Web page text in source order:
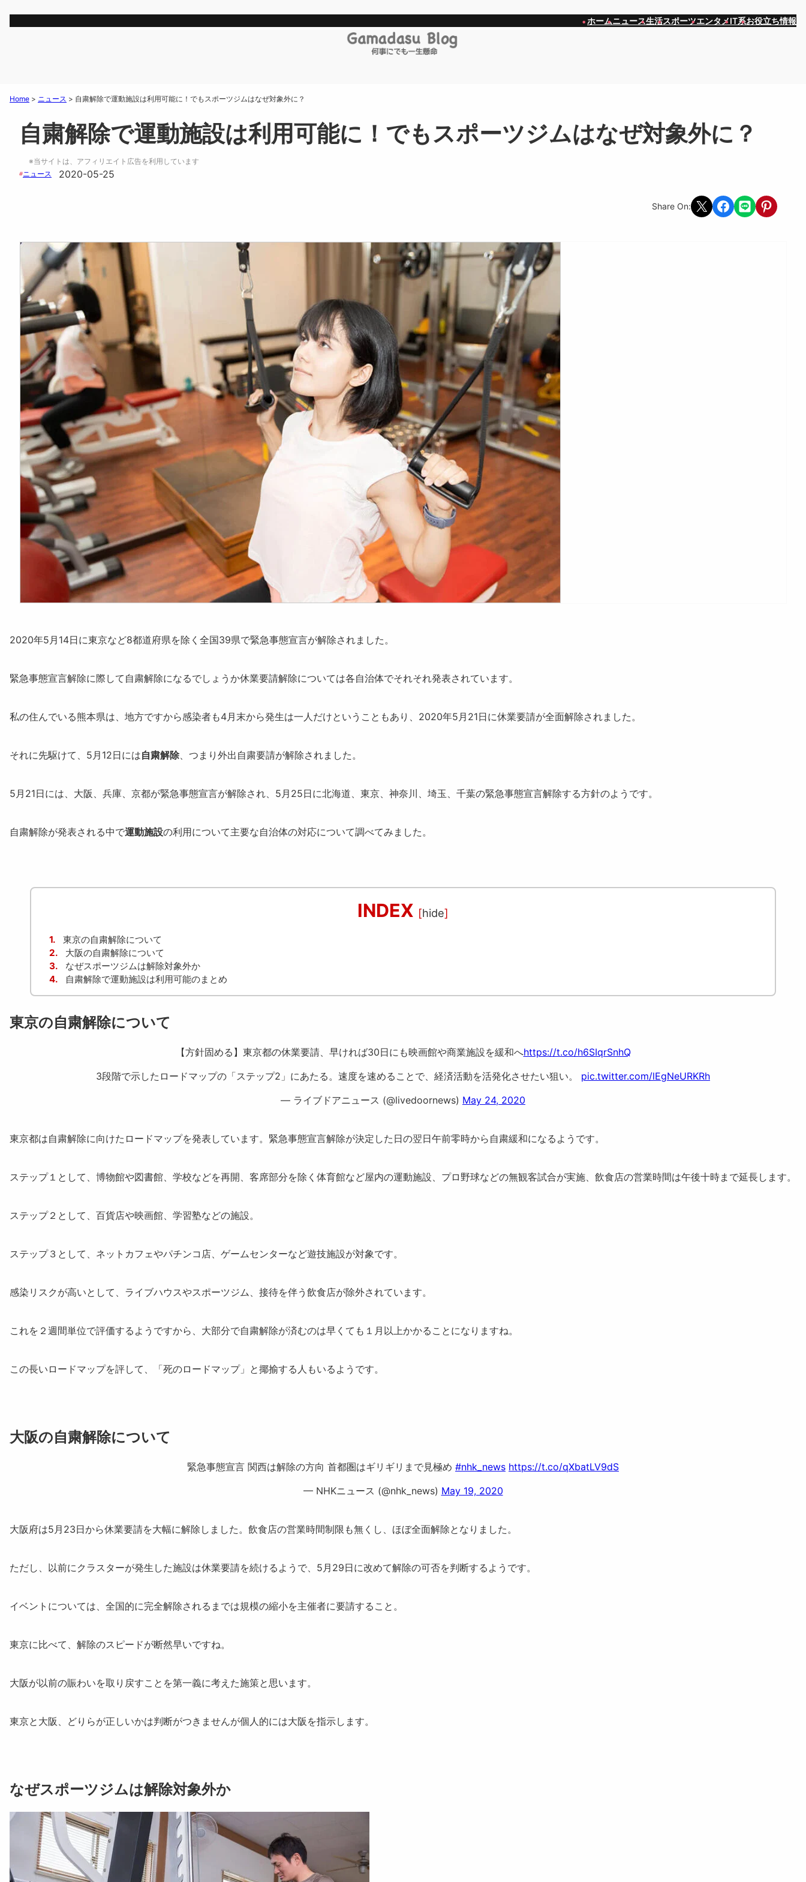
ホームニュース生活スポーツエンタメIT系お役立ち情報
Home > ニュース > 自粛解除で運動施設は利用可能に！でもスポーツジムはなぜ対象外に？
自粛解除で運動施設は利用可能に！でもスポーツジムはなぜ対象外に？
※当サイトは、アフィリエイト広告を利用しています
#ニュース 2020-05-25
Share On: Share on X Share on Facebook
Share on LINEShare on
2020年5月14日に東京など8都道府県を除く全国39県で緊急事態宣言が解除されました。
緊急事態宣言解除に際して自粛解除になるでしょうか休業要請解除については各自治体でそれそれ発表されています。
私の住んでいる熊本県は、地方ですから感染者も4月末から発生は一人だけということもあり、2020年5月21日に休業要請が全面解除されました。
それに先駆けて、5月12日には自粛解除、つまり外出自粛要請が解除されました。
5月21日には、 大阪、兵庫、京都が緊急事態宣言が解除され、5月25日に北海道、東京、神奈川、埼玉、千葉の緊急事態宣言解除する方針のようです。
自粛解除が発表される中で運動施設の利用について主要な自治体の対応について調べてみました。
INDEX [hide]
1.
東京の自粛解除について
2.
大阪の自粛解除について
3.
なぜスポーツジムは解除対象外か
4.
自粛解除で運動施設は利用可能のまとめ
東京の自粛解除について
【方針固める】東京都の休業要請、早ければ30日にも映画館や商業施設を緩和へhttps://t.co/h6SIqrSnhQ
3段階で示したロードマップの「ステップ2」にあたる。速度を速めることで、経済活動を活発化させたい狙い。 pic.twitter.com/lEgNeURKRh
— ライブドアニュース (@livedoornews) May 24, 2020
東京都は自粛解除に向けたロードマップを発表しています。緊急事態宣言解除が決定した日の翌日午前零時から自粛緩和になるようです。
ステップ１ として、博物館や図書館、学校などを再開、客席部分を除く体育館など屋内の運動施設、プロ野球などの無観客試合が実施、飲食店の営業時間は午後十時まで延長します。
ステップ２ として、百貨店や映画館、学習塾などの施設。
ステップ３ として、ネットカフェやパチンコ店、ゲームセンターなど遊技施設が対象です。
感染リスクが高いとして、 ライブハウスやスポーツジム、接待を伴う飲食店が除外されています。
これを２週間単位で評価するようですから、大部分で自粛解除が済むのは早くても１月以上かかることになりますね。
この長いロードマップを評して、「死のロードマップ」と揶揄する人もいるようです。
大阪の自粛解除について
緊急事態宣言 関西は解除の方向 首都圏はギリギリまで見極め #nhk_news https://t.co/qXbatLV9dS
— NHKニュース (@nhk_news) May 19, 2020
大阪府は5月23日から休業要請を大幅に解除しました。 飲食店の営業時間制限も無くし、ほぼ全面解除となりました。
ただし、以前にクラスターが発生した施設は休業要請を続けるようで、5月29日に改めて解除の可否を判断するようです。
イベントについては、全国的に完全解除されるまでは規模の縮小を主催者に要請すること。
東京に比べて、解除のスピードが断然早いですね。
大阪が以前の賑わいを取り戻すことを第一義に考えた施策と思います。
東京と大阪、どりらが正しいかは判断がつきませんが個人的には大阪を指示します。
なぜスポーツジムは解除対象外か